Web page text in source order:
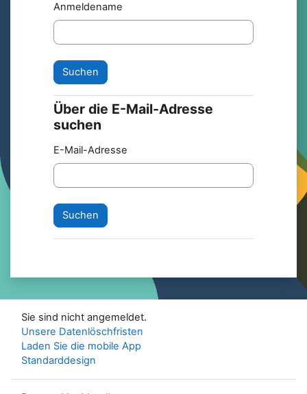
Anmeldename
Über die E-Mail-Adresse suchen
Über die E-Mail-Adresse
suchen
E-Mail-Adresse
Sie sind nicht angemeldet.
Unsere Datenlöschfristen
Laden Sie die mobile App
Standarddesign